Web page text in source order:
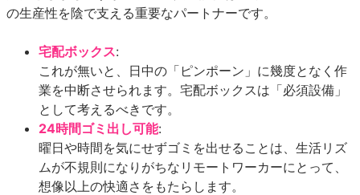
の生産性を陰で支える重要なパートナーです。
宅配ボックス:
これが無いと、日中の「ピンポーン」に幾度となく作
業を中断させられます。宅配ボックスは「必須設備」
として考えるべきです。
24時間ゴミ出し可能:
曜日や時間を気にせずゴミを出せることは、生活リズ
ムが不規則になりがちなリモートワーカーにとって、
想像以上の快適さをもたらします。